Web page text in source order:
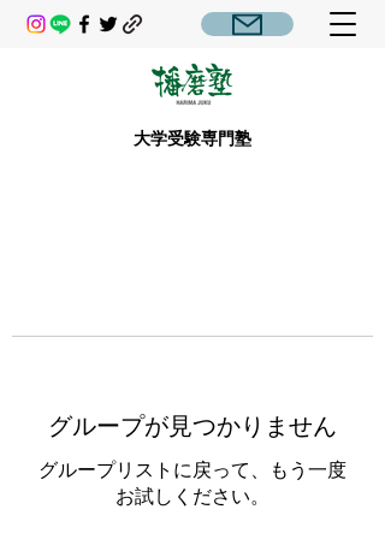
大学受験専門塾
グループが見つかりません
グループリストに戻って、もう一度
お試しください。